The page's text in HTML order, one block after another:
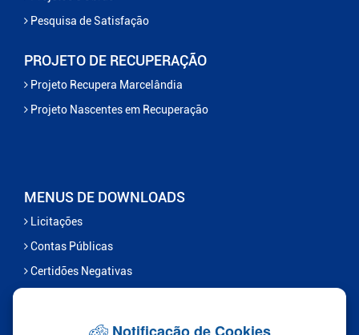
Pesquisa de Satisfação
PROJETO DE RECUPERAÇÃO
Projeto Recupera Marcelândia
Projeto Nascentes em Recuperação
MENUS DE DOWNLOADS
Licitações
Contas Públicas
Certidões Negativas